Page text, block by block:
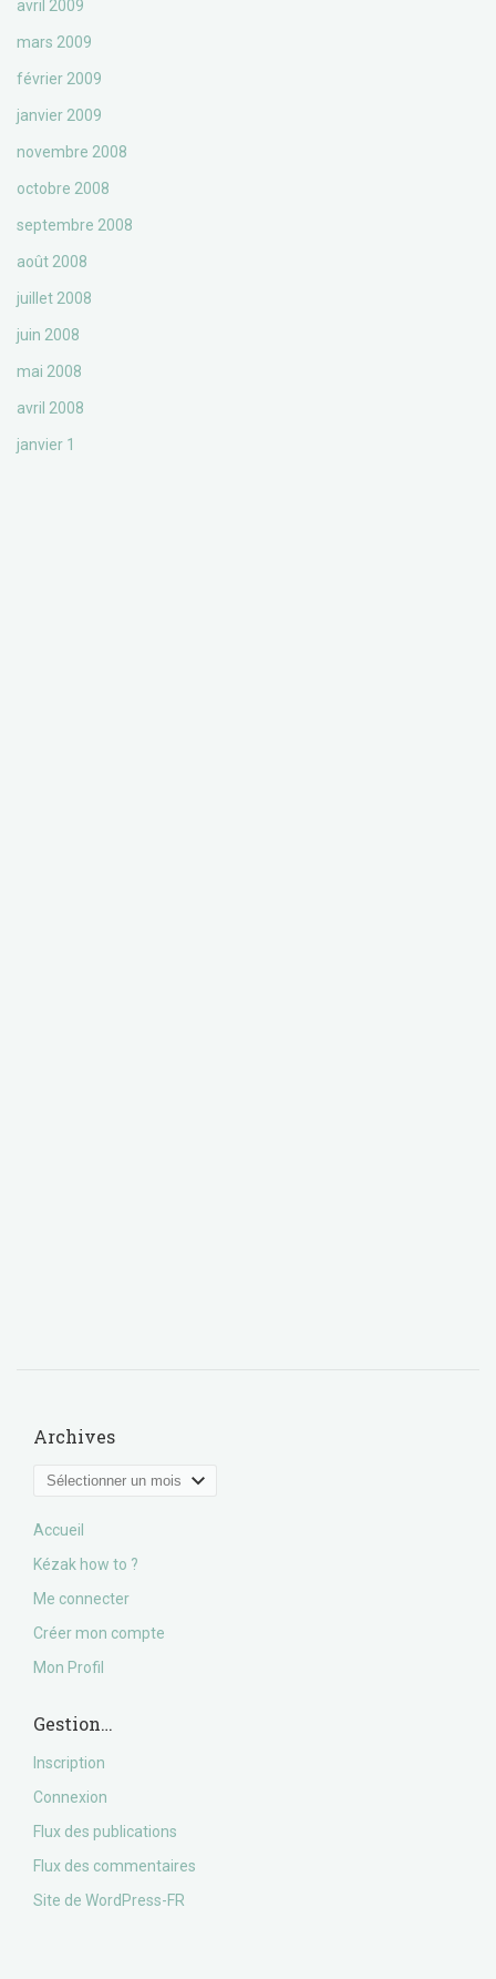
avril 2009
mars 2009
février 2009
janvier 2009
novembre 2008
octobre 2008
septembre 2008
août 2008
juillet 2008
juin 2008
mai 2008
avril 2008
janvier 1
Archives
Archives
Accueil
Kézak how to ?
Me connecter
Créer mon compte
Mon Profil
Gestion…
Inscription
Connexion
Flux des publications
Flux des commentaires
Site de WordPress-FR